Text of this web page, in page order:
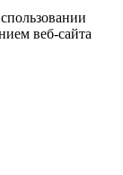
веб-сайта